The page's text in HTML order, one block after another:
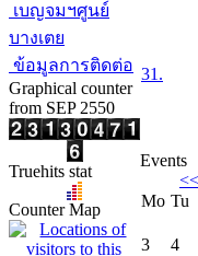
เบญจมฯศูนย์
บางเตย
ข้อมูลการติดต่อ
Graphical counter
from SEP 2550
Truehits stat
Counter Map
31.
Events
<<
Mo Tu
3
4